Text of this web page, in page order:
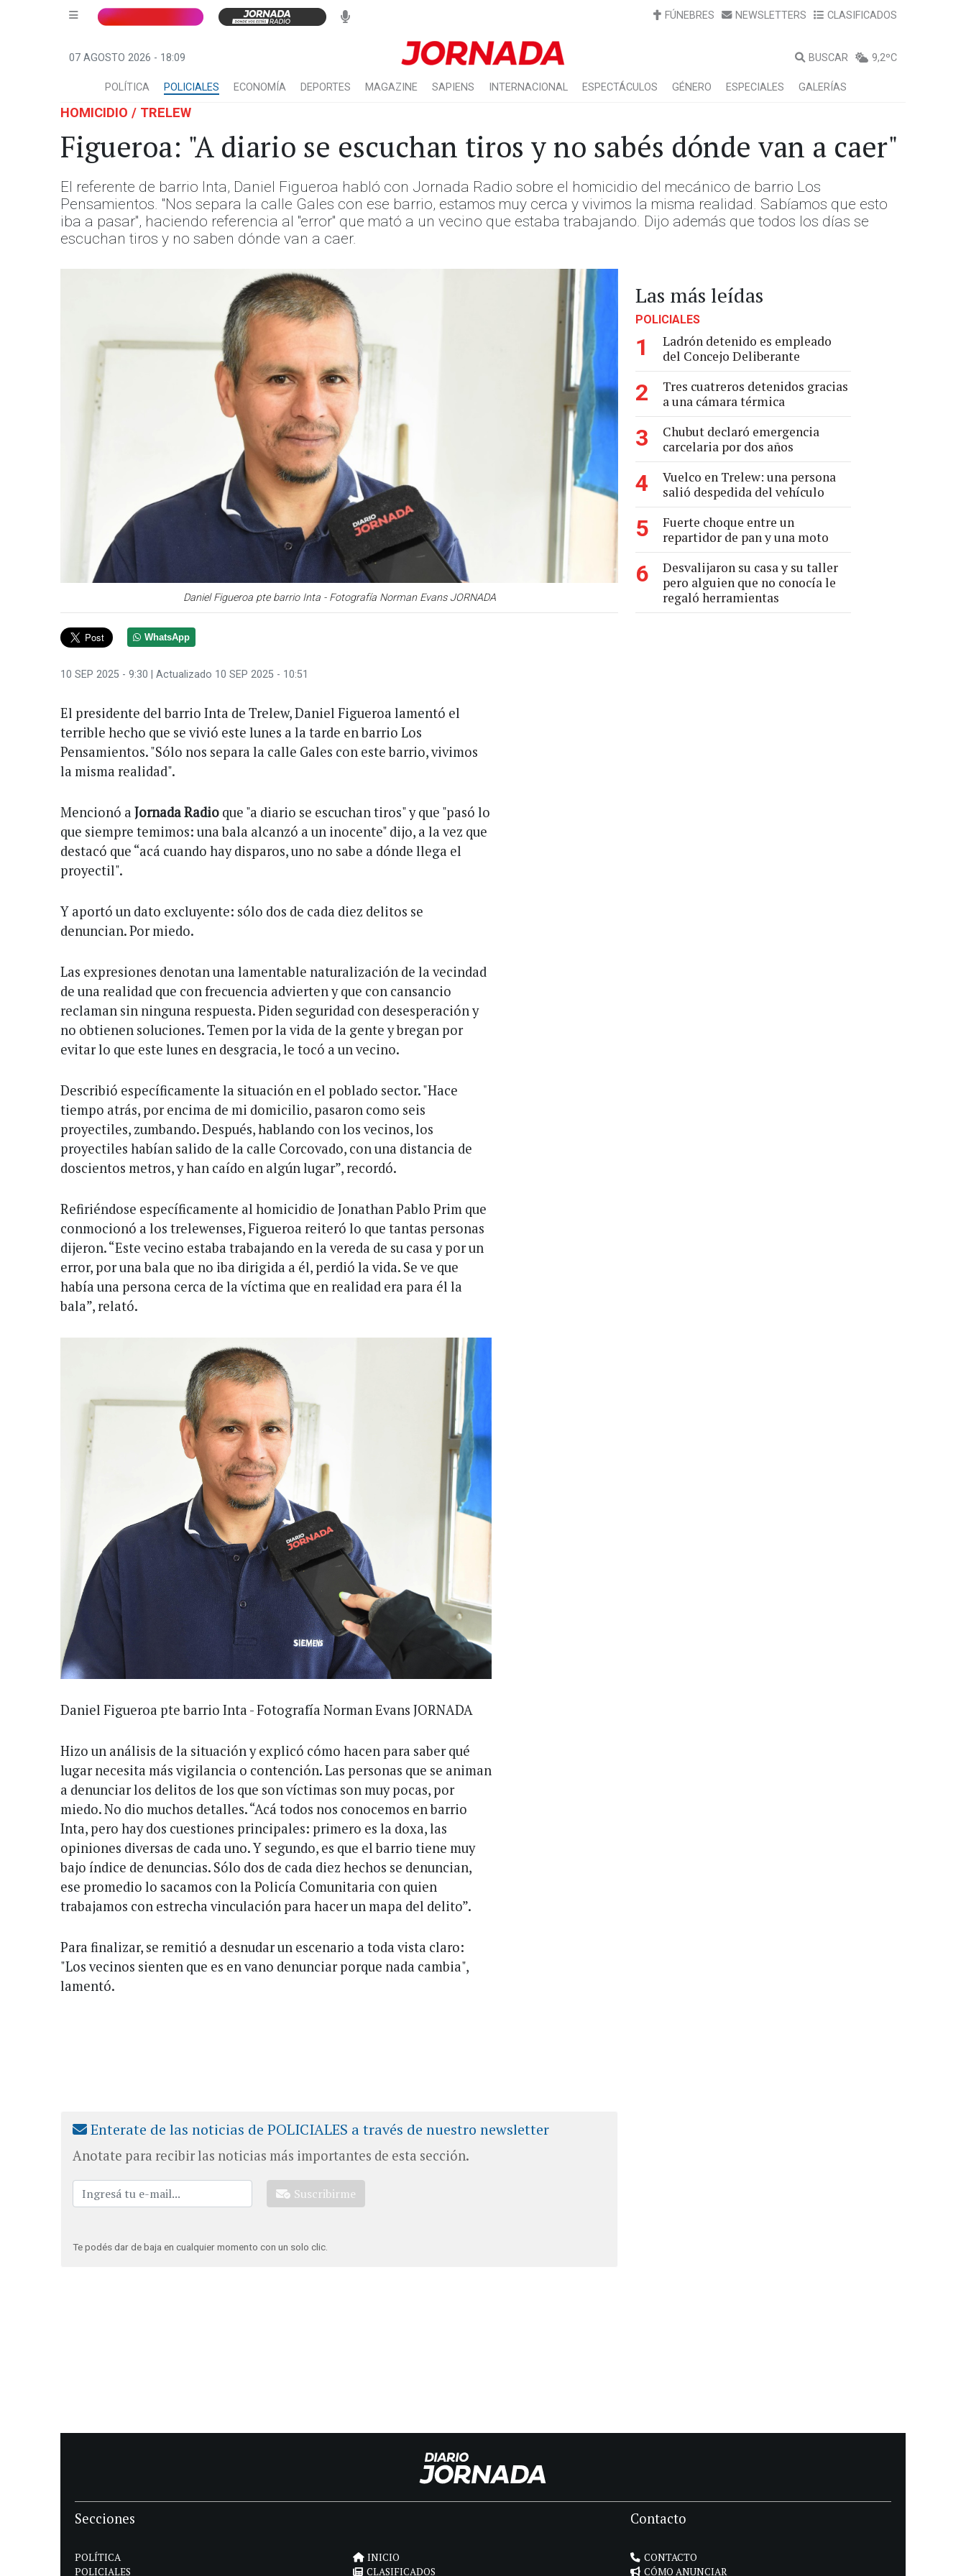
FÚNEBRES NEWSLETTERS CLASIFICADOS
07 AGOSTO 2026 - 18:09 BUSCAR 9,2ºC
POLÍTICA POLICIALES ECONOMÍA DEPORTES MAGAZINE SAPIENS INTERNACIONAL ESPECTÁCULOS GÉNERO ESPECIALES GALERÍAS
HOMICIDIO / TRELEW
Figueroa: "A diario se escuchan tiros y no sabés dónde van a caer"
El referente de barrio Inta, Daniel Figueroa habló con Jornada Radio sobre el homicidio del mecánico de barrio Los
Pensamientos. "Nos separa la calle Gales con ese barrio, estamos muy cerca y vivimos la misma realidad. Sabíamos que esto
iba a pasar", haciendo referencia al "error" que mató a un vecino que estaba trabajando. Dijo además que todos los días se
escuchan tiros y no saben dónde van a caer.
Daniel Figueroa pte barrio Inta - Fotografía Norman Evans JORNADA
WhatsApp
10 SEP 2025 - 9:30 | Actualizado 10 SEP 2025 - 10:51
El presidente del barrio Inta de Trelew, Daniel Figueroa lamentó el
terrible hecho que se vivió este lunes a la tarde en barrio Los
Pensamientos. "Sólo nos separa la calle Gales con este barrio, vivimos
la misma realidad".
Mencionó a Jornada Radio que "a diario se escuchan tiros" y que "pasó lo
que siempre temimos: una bala alcanzó a un inocente" dijo, a la vez que
destacó que “acá cuando hay disparos, uno no sabe a dónde llega el
proyectil".
Y aportó un dato excluyente: sólo dos de cada diez delitos se
denuncian. Por miedo.
Las expresiones denotan una lamentable naturalización de la vecindad
de una realidad que con frecuencia advierten y que con cansancio
reclaman sin ninguna respuesta. Piden seguridad con desesperación y
no obtienen soluciones. Temen por la vida de la gente y bregan por
evitar lo que este lunes en desgracia, le tocó a un vecino.
Describió específicamente la situación en el poblado sector. "Hace
tiempo atrás, por encima de mi domicilio, pasaron como seis
proyectiles, zumbando. Después, hablando con los vecinos, los
proyectiles habían salido de la calle Corcovado, con una distancia de
doscientos metros, y han caído en algún lugar”, recordó.
Refiriéndose específicamente al homicidio de Jonathan Pablo Prim que
conmocionó a los trelewenses, Figueroa reiteró lo que tantas personas
dijeron. “Este vecino estaba trabajando en la vereda de su casa y por un
error, por una bala que no iba dirigida a él, perdió la vida. Se ve que
había una persona cerca de la víctima que en realidad era para él la
bala”, relató.
Daniel Figueroa pte barrio Inta - Fotografía Norman Evans JORNADA
Hizo un análisis de la situación y explicó cómo hacen para saber qué
lugar necesita más vigilancia o contención. Las personas que se animan
a denunciar los delitos de los que son víctimas son muy pocas, por
miedo. No dio muchos detalles. “Acá todos nos conocemos en barrio
Inta, pero hay dos cuestiones principales: primero es la doxa, las
opiniones diversas de cada uno. Y segundo, es que el barrio tiene muy
bajo índice de denuncias. Sólo dos de cada diez hechos se denuncian,
ese promedio lo sacamos con la Policía Comunitaria con quien
trabajamos con estrecha vinculación para hacer un mapa del delito”.
Para finalizar, se remitió a desnudar un escenario a toda vista claro:
"Los vecinos sienten que es en vano denunciar porque nada cambia",
lamentó.
Enterate de las noticias de POLICIALES a través de nuestro newsletter
Anotate para recibir las noticias más importantes de esta sección.
Suscribirme
Te podés dar de baja en cualquier momento con un solo clic.
Las más leídas
POLICIALES
1
Ladrón detenido es empleado
del Concejo Deliberante
2
Tres cuatreros detenidos gracias
a una cámara térmica
3
Chubut declaró emergencia
carcelaria por dos años
4
Vuelco en Trelew: una persona
salió despedida del vehículo
5
Fuerte choque entre un
repartidor de pan y una moto
6
Desvalijaron su casa y su taller
pero alguien que no conocía le
regaló herramientas
Secciones
POLÍTICA
POLICIALES
INICIO
CLASIFICADOS
Contacto
CONTACTO
CÓMO ANUNCIAR